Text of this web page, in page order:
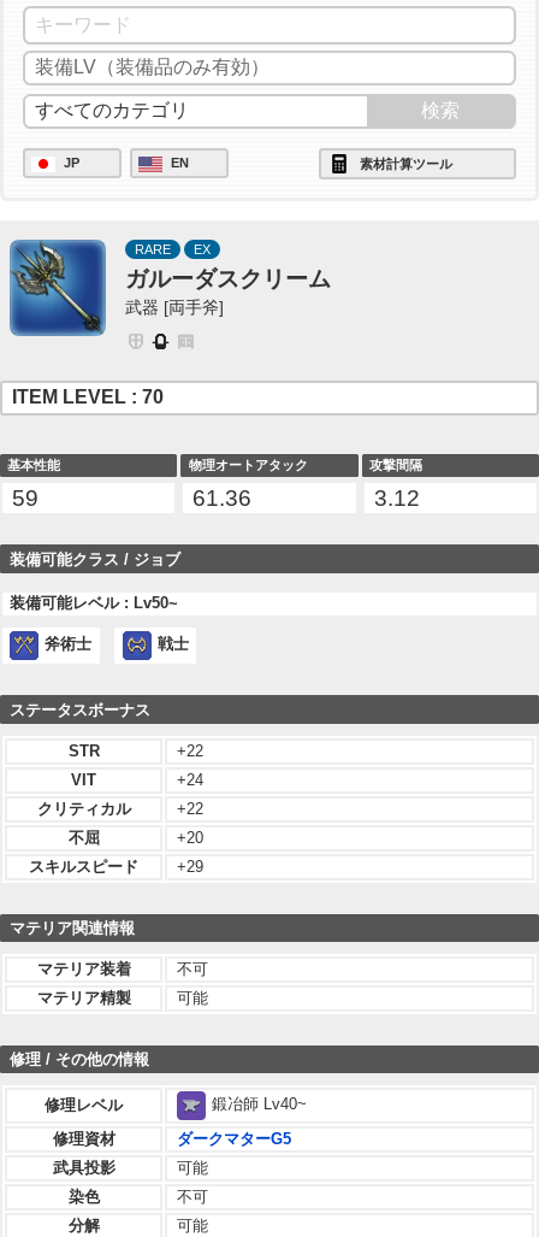
JP EN 素材計算ツール
RARE EX
ガルーダスクリーム
武器 [両手斧]
ITEM LEVEL : 70
基本性能
59
物理オートアタック
61.36
攻撃間隔
3.12
装備可能クラス / ジョブ
装備可能レベル : Lv50~
斧術士 戦士
ステータスボーナス
STR
+22
VIT
+24
クリティカル
+22
不屈
+20
スキルスピード
+29
マテリア関連情報
マテリア装着
不可
マテリア精製
可能
修理 / その他の情報
修理レベル
鍛冶師 Lv40~
修理資材
ダークマターG5
武具投影
可能
染色
不可
分解
可能